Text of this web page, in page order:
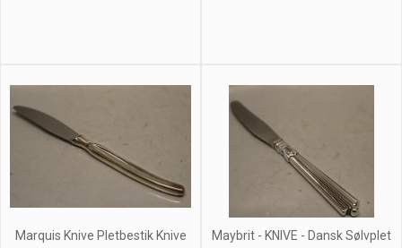
Marquis Knive Pletbestik Knive
Maybrit - KNIVE - Dansk Sølvplet